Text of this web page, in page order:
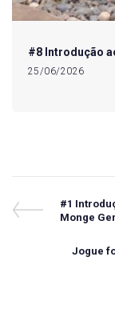
#8 Introdução
25/06/2026
Navegação
Previous
Post
#1
Monge
Next
Jogue